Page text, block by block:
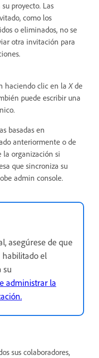
proyecto. Las
como los
o eliminados, no se
otra invitación para
haciendo clic en laXde
puede escribir una
basadas en
anteriormente o de
la organización si
que sincroniza su
admin console.
asegúrese de que
habilitado el
su
administrar la
sus colaboradores,